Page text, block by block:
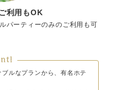
利用もOK
パーティーのみのご利用も可
ルなプランから、有名ホテ